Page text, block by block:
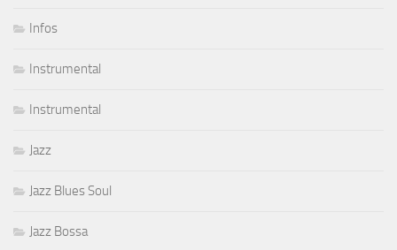
Infos
Instrumental
Instrumental
Jazz
Jazz Blues Soul
Jazz Bossa